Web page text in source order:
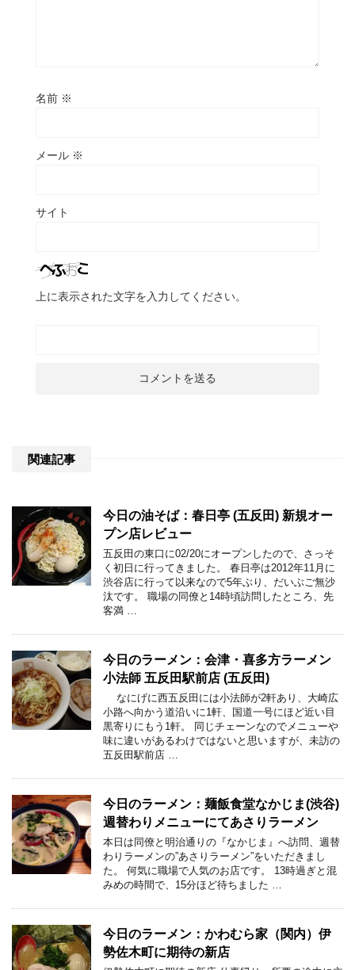
名前 ※
メール ※
サイト
上に表示された文字を入力してください。
関連記事
今日の油そば：春日亭 (五反田) 新規オー
プン店レビュー
五反田の東口に02/20にオープンしたので、さっそ
く初日に行ってきました。 春日亭は2012年11月に
渋谷店に行って以来なので5年ぶり、だいぶご無沙
汰です。 職場の同僚と14時頃訪問したところ、先
客満 …
今日のラーメン：会津・喜多方ラーメン
小法師 五反田駅前店 (五反田)
なにげに西五反田には小法師が2軒あり、大崎広
小路へ向かう道沿いに1軒、国道一号にほど近い目
黒寄りにもう1軒。 同じチェーンなのでメニューや
味に違いがあるわけではないと思いますが、未訪の
五反田駅前店 …
今日のラーメン：麺飯食堂なかじま(渋谷)
週替わりメニューにてあさりラーメン
本日は同僚と明治通りの『なかじま』へ訪問、週替
わりラーメンの”あさりラーメン”をいただきまし
た。 何気に職場で人気のお店です。 13時過ぎと混
みめの時間で、15分ほど待ちました …
今日のラーメン：かわむら家（関内）伊
勢佐木町に期待の新店